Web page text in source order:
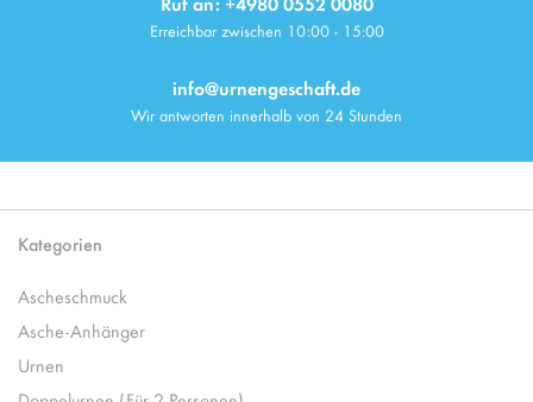
Erreichbar zwischen 10:00 - 15:00
info@urnengeschaft.de
Wir antworten innerhalb von 24 Stunden
Kategorien
Ascheschmuck
Asche-Anhänger
Urnen